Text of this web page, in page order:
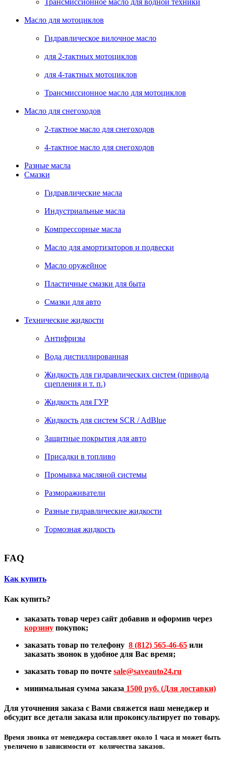
Трансмиссионное масло для водной техники
Масло для мотоциклов
Гидравлическое вилочное масло
для 2-тактных мотоциклов
для 4-тактных мотоциклов
Трансмиссионное масло для мотоциклов
Масло для снегоходов
2-тактное масло для снегоходов
4-тактное масло для снегоходов
Разные масла
Смазки
Гидравлические масла
Индустриальные масла
Компрессорные масла
Масло для амортизаторов и подвески
Масло оружейное
Пластичные смазки для быта
Смазки для авто
Технические жидкости
Антифризы
Вода дистиллированная
Жидкость для гидравлических систем (привода
сцепления и т. п.)
Жидкость для ГУР
Жидкость для систем SCR / AdBlue
Защитные покрытия для авто
Присадки в топливо
Промывка масляной системы
Размораживатели
Разные гидравлические жидкости
Тормозная жидкость
FAQ
Как купить
Как купить?
заказать товар через сайт добавив и оформив через
корзину покупок;
заказать товар по телефону 8 (812) 565-46-65 или
заказать звонок в удобное для Вас время;
заказать товар по почте sale@saveauto24.ru
минимальная сумма заказа 1500 руб. (Для доставки)
Для уточнения заказа с Вами свяжется наш менеджер и
обсудит все детали заказа или проконсультирует по товару.
Время звонка от менеджера составляет около 1 часа и может быть
увеличено в зависимости от количества заказов.